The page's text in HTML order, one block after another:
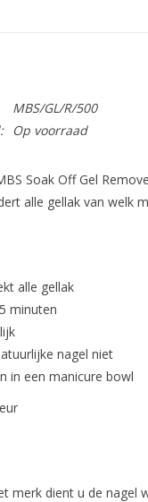
MBS/GL/R/500
Op voorraad
Soak Off Gel
alle gellak van welk
alle gellak
minuten
nagel niet
in een manicure bowl
merk dient u de